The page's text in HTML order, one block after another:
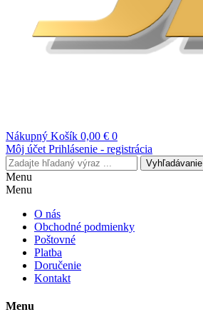
Nákupný Košík 0,00 € 0
Môj účet Prihlásenie - registrácia
Vyhľadávanie
Menu
Menu
O nás
Obchodné podmienky
Poštovné
Platba
Doručenie
Kontakt
Menu